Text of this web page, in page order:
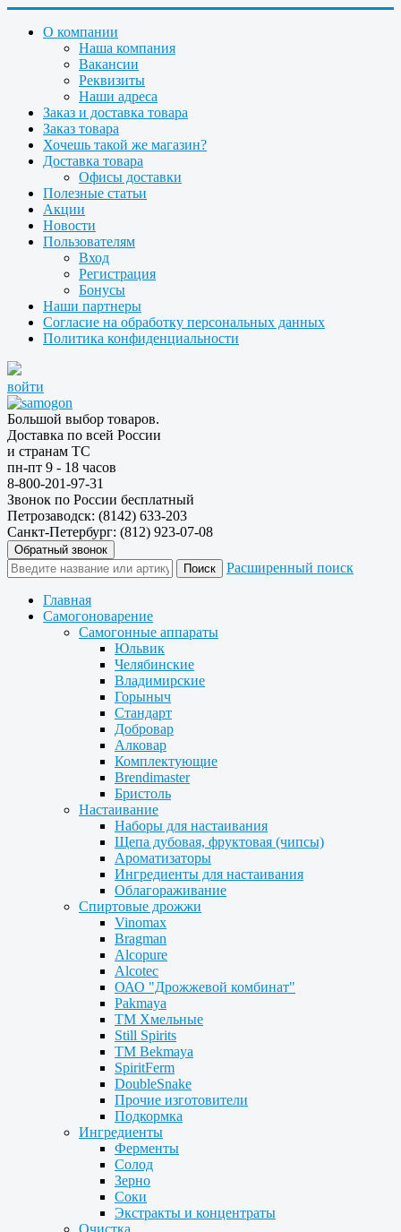
О компании
Наша компания
Вакансии
Реквизиты
Наши адреса
Заказ и доставка товара
Заказ товара
Хочешь такой же магазин?
Доставка товара
Офисы доставки
Полезные статьи
Акции
Новости
Пользователям
Вход
Регистрация
Бонусы
Наши партнеры
Согласие на обработку персональных данных
Политика конфиденциальности
войти
Большой выбор товаров.
Доставка по всей России
и странам ТС
пн-пт 9 - 18 часов
8-800-201-97-31
Звонок по России бесплатный
Петрозаводск: (8142) 633-203
Санкт-Петербург: (812) 923-07-08
Обратный звонок
Расширенный поиск
Главная
Самогоноварение
Самогонные аппараты
Юльвик
Челябинские
Владимирские
Горыныч
Стандарт
Добровар
Алковар
Комплектующие
Brendimaster
Бристоль
Настаивание
Наборы для настаивания
Щепа дубовая, фруктовая (чипсы)
Ароматизаторы
Ингредиенты для настаивания
Облагораживание
Спиртовые дрожжи
Vinomax
Bragman
Alcopure
Alcotec
ОАО "Дрожжевой комбинат"
Pakmaya
ТМ Хмельные
Still Spirits
ТМ Bekmaya
SpiritFerm
DoubleSnake
Прочие изготовители
Подкормка
Ингредиенты
Ферменты
Солод
Зерно
Соки
Экстракты и концентраты
Очистка